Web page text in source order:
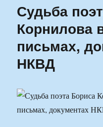
Судьба
Корнилова
письмах,
НКВД